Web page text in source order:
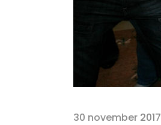
30 november 2017